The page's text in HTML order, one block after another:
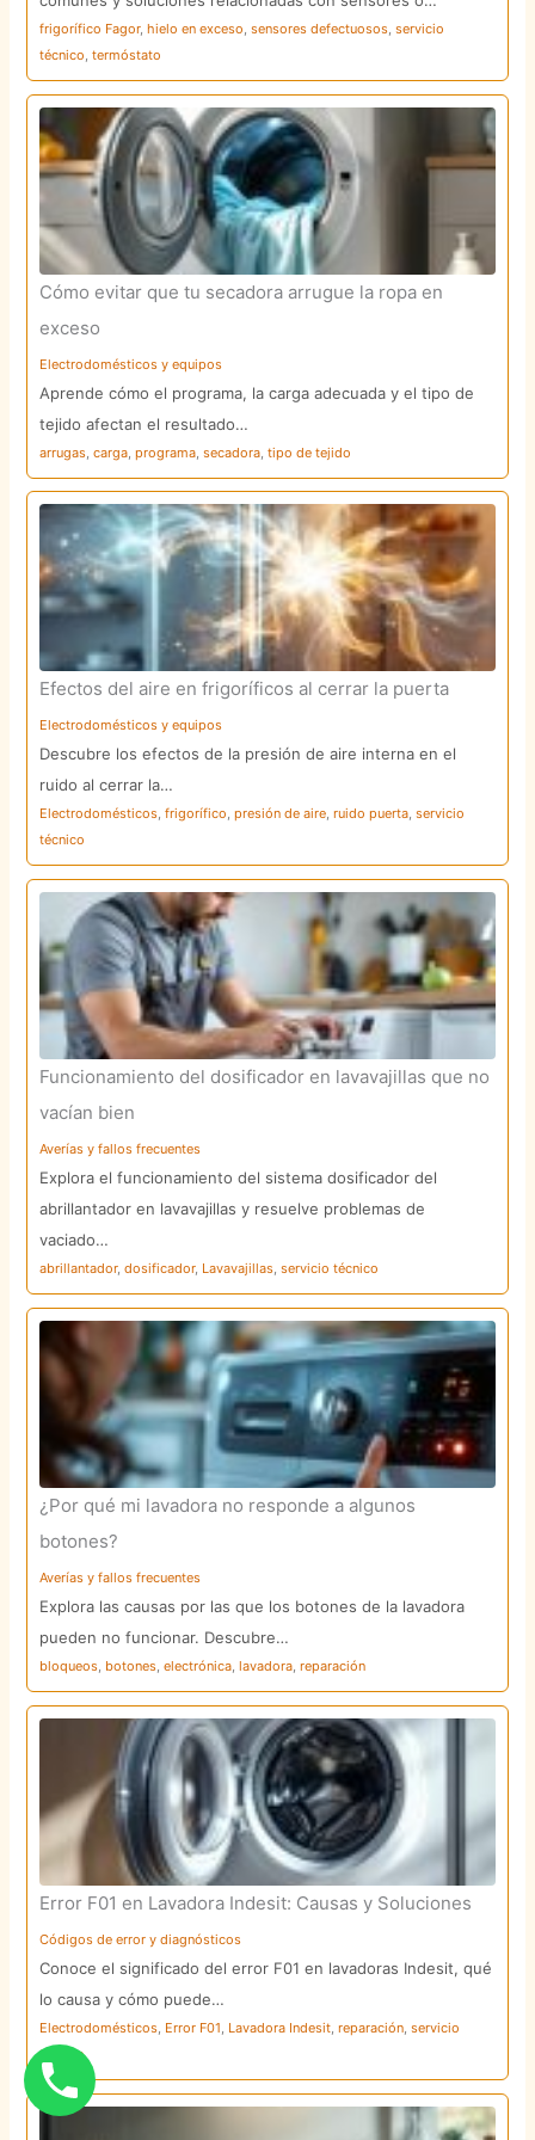
frigorífico Fagor,hielo en exceso ,sensores defectuosos ,servicio
técnico ,termóstato
Cómo evitar que tu secadora arrugue la ropa en
exceso
Electrodomésticos y equipos
Aprende cómo el programa, la carga adecuada y el tipo de
tejido afectan el resultado…
arrugas ,carga ,programa ,secadora ,tipo de tejido
Efectos del aire en frigoríficos al cerrar la puerta
Electrodomésticos y equipos
Descubre los efectos de la presión de aire interna en el
ruido al cerrar la…
Electrodomésticos,frigorífico,presión de aire,ruido puerta,servicio
técnico
Funcionamiento del dosificador en lavavajillas que no
vacían bien
Averías y fallos frecuentes
Explora el funcionamiento del sistema dosificador del
abrillantador en lavavajillas y resuelve problemas de
vaciado…
abrillantador,dosificador, Lavavajillas,servicio técnico
¿Por qué mi lavadora no responde a algunos
botones?
Averías y fallos frecuentes
Explora las causas por las que los botones de la lavadora
pueden no funcionar. Descubre…
bloqueos, botones,electrónica,lavadora,reparación
Error F01 en Lavadora Indesit: Causas y Soluciones
Códigos de error y diagnósticos
Conoce el significado del error F01 en lavadoras Indesit, qué
lo causa y cómo puede…
Electrodomésticos, Error F01, Lavadora Indesit,reparación,servicio
técnico